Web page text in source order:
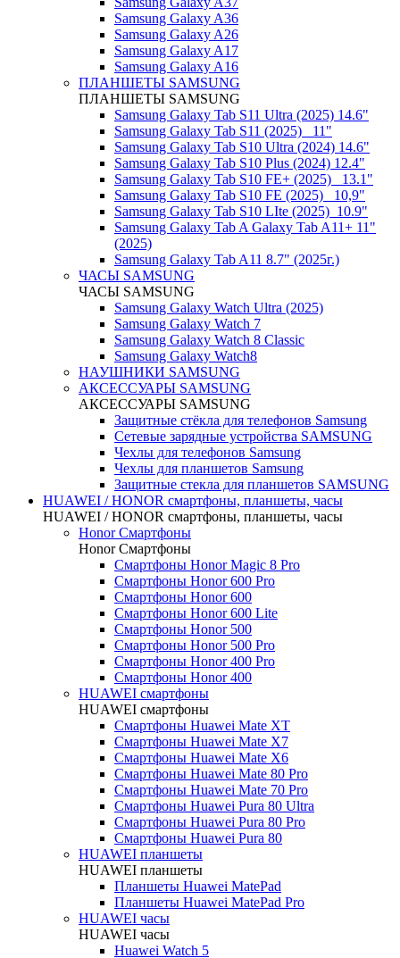
Samsung Galaxy A36
Samsung Galaxy A26
Samsung Galaxy A17
Samsung Galaxy A16
ПЛАНШЕТЫ SAMSUNG
ПЛАНШЕТЫ SAMSUNG
Samsung Galaxy Tab S11 Ultra (2025) 14.6"
Samsung Galaxy Tab S11 (2025) _11"
Samsung Galaxy Tab S10 Ultra (2024) 14.6"
Samsung Galaxy Tab S10 Plus (2024) 12.4"
Samsung Galaxy Tab S10 FE+ (2025)_ 13.1"
Samsung Galaxy Tab S10 FE (2025)_ 10,9"
Samsung Galaxy Tab S10 LIte (2025)_10.9"
Samsung Galaxy Tab A Galaxy Tab A11+ 11"
(2025)
Samsung Galaxy Tab A11 8.7" (2025г.)
ЧАСЫ SAMSUNG
ЧАСЫ SAMSUNG
Samsung Galaxy Watch Ultra (2025)
Samsung Galaxy Watch 7
Samsung Galaxy Watch 8 Classic
Samsung Galaxy Watch8
НАУШНИКИ SAMSUNG
АКСЕССУАРЫ SAMSUNG
АКСЕССУАРЫ SAMSUNG
Защитные стёкла для телефонов Samsung
Сетевые зарядные устройства SAMSUNG
Чехлы для телефонов Samsung
Чехлы для планшетов Samsung
Защитные стекла для планшетов SAMSUNG
HUAWEI / HONOR cмартфоны, планшеты, часы
HUAWEI / HONOR cмартфоны, планшеты, часы
Honor Смартфоны
Honor Смартфоны
Смартфоны Honor Magic 8 Pro
Смартфоны Honor 600 Pro
Смартфоны Honor 600
Смартфоны Honor 600 Lite
Смартфоны Honor 500
Смартфоны Honor 500 Pro
Смартфоны Honor 400 Pro
Смартфоны Honor 400
HUAWEI cмартфоны
HUAWEI cмартфоны
Смартфоны Huawei Mate XT
Смартфоны Huawei Mate X7
Смартфоны Huawei Mate X6
Смартфоны Huawei Mate 80 Pro
Смартфоны Huawei Mate 70 Pro
Смартфоны Huawei Pura 80 Ultra
Смартфоны Huawei Pura 80 Pro
Смартфоны Huawei Pura 80
HUAWEI планшеты
HUAWEI планшеты
Планшеты Huawei MatePad
Планшеты Huawei MatePad Pro
HUAWEI часы
HUAWEI часы
Huawei Watch 5